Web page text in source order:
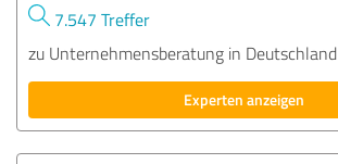
7.547 Treffer
zu Unternehmensberatung in Deutschland
Experten anzeigen